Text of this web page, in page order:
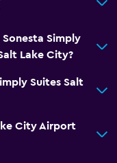
Sonesta Simply
Lake City?
Suites Salt
City Airport